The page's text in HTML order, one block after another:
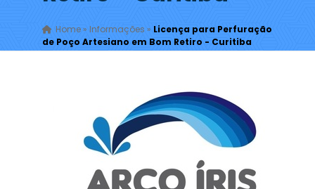
Home» Informações » Licença para Perfuração
de Poço Artesiano em Bom Retiro - Curitiba